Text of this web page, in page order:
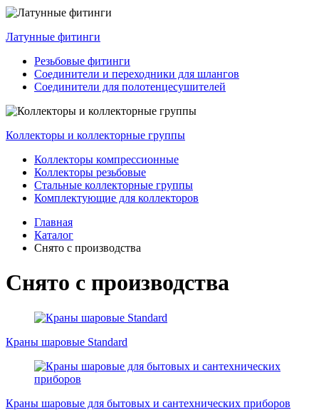
Латунные фитинги
Резьбовые фитинги
Соединители и переходники для шлангов
Соединители для полотенцесушителей
Коллекторы и коллекторные группы
Коллекторы компрессионные
Коллекторы резьбовые
Стальные коллекторные группы
Комплектующие для коллекторов
Главная
Каталог
Снято с производства
Снято с производства
Краны шаровые Standard
Краны шаровые для бытовых и сантехнических приборов